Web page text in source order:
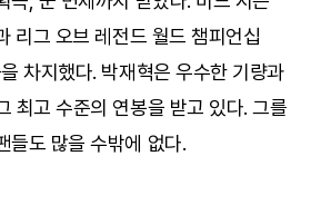
리그 오브 레전드 월드 챔피언십
차지했다. 박재혁은 우수한 기량과
최고 수준의 연봉을 받고 있다. 그를
들도 많을 수밖에 없다.